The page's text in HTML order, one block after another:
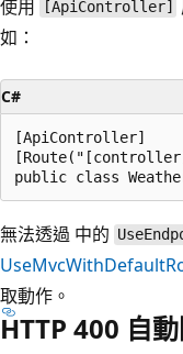
使用 [ApiController]
如：
C#
[ApiController]
無法透過 中的
取動作。
HTTP 400 自